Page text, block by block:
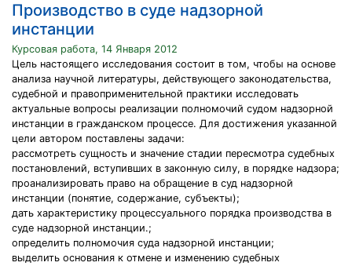
Производство в суде надзорной
инстанции
Курсовая работа, 14 Января 2012
Цель настоящего исследования состоит в том, чтобы на основе
анализа научной литературы, действующего законодательства,
судебной и правоприменительной практики исследовать
актуальные вопросы реализации полномочий судом надзорной
инстанции в гражданском процессе. Для достижения указанной
цели автором поставлены задачи:
рассмотреть сущность и значение стадии пересмотра судебных
постановлений, вступивших в законную силу, в порядке надзора;
проанализировать право на обращение в суд надзорной
инстанции (понятие, содержание, субъекты);
дать характеристику процессуального порядка производства в
суде надзорной инстанции.;
определить полномочия суда надзорной инстанции;
выделить основания к отмене и изменению судебных